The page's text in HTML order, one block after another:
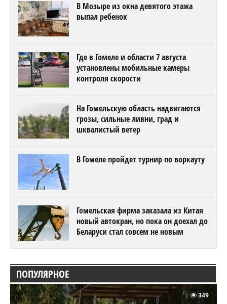
В Мозыре из окна девятого этажа
выпал ребенок
Где в Гомеле и области 7 августа
установлены мобильные камеры
контроля скорости
На Гомельскую область надвигаются
грозы, сильные ливни, град и
шквалистый ветер
В Гомеле пройдет турнир по воркауту
Гомельская фирма заказала из Китая
новый автокран, но пока он доехал до
Беларуси стал совсем не новым
ПОПУЛЯРНОЕ
349